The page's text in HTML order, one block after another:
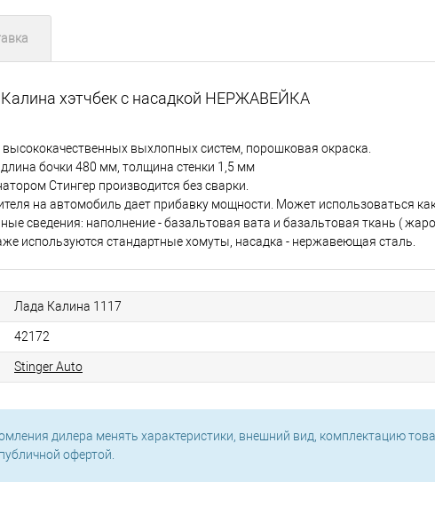
хэтчбек с насадкой НЕРЖАВЕЙКА
выхлопных систем, порошковая окраска.
бочки 480 мм, толщина стенки 1,5 мм
Стингер производится без сварки.
на автомобиль дает прибавку мощности. Может использоваться
сведения: наполнение - базальтовая вата и базальтовая ткань (
используются стандартные хомуты, насадка - нержавеющая сталь.
Лада Калина 1117
42172
Stinger Auto
дилера менять характеристики, внешний вид, комплектацию
офертой.